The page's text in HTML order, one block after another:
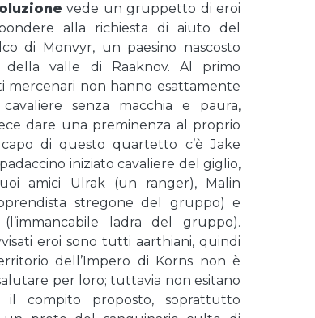
vede un gruppetto di eroi
alla richiesta di aiuto del
di Monvyr, un paesino nascosto
della valle di Raaknov. Al primo
mercenari non hanno esattamente
cavaliere senza macchia e paura,
dare una preminenza al proprio
di questo quartetto c’è Jake
iniziato cavaliere del giglio,
amici Ulrak (un ranger), Malin
stregone del gruppo) e
ladra del gruppo).
eroi sono tutti aarthiani, quindi
dell’Impero di Korns non è
per loro; tuttavia non esitano
il compito proposto, soprattutto